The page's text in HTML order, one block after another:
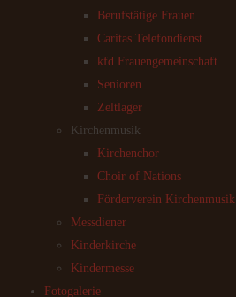
Berufstätige Frauen
Caritas Telefondienst
kfd Frauengemeinschaft
Senioren
Zeltlager
Kirchenmusik
Kirchenchor
Choir of Nations
Förderverein Kirchenmusik
Messdiener
Kinderkirche
Kindermesse
Fotogalerie